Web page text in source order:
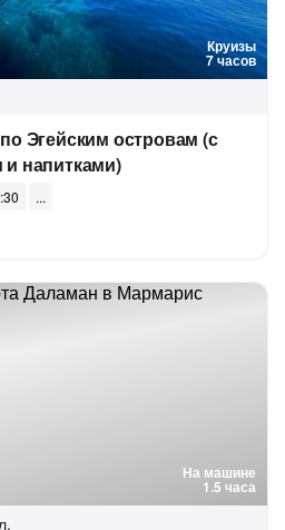
Круизы
7 часов
Эгейским островам (с
напитками)
На машине
1.5 часа